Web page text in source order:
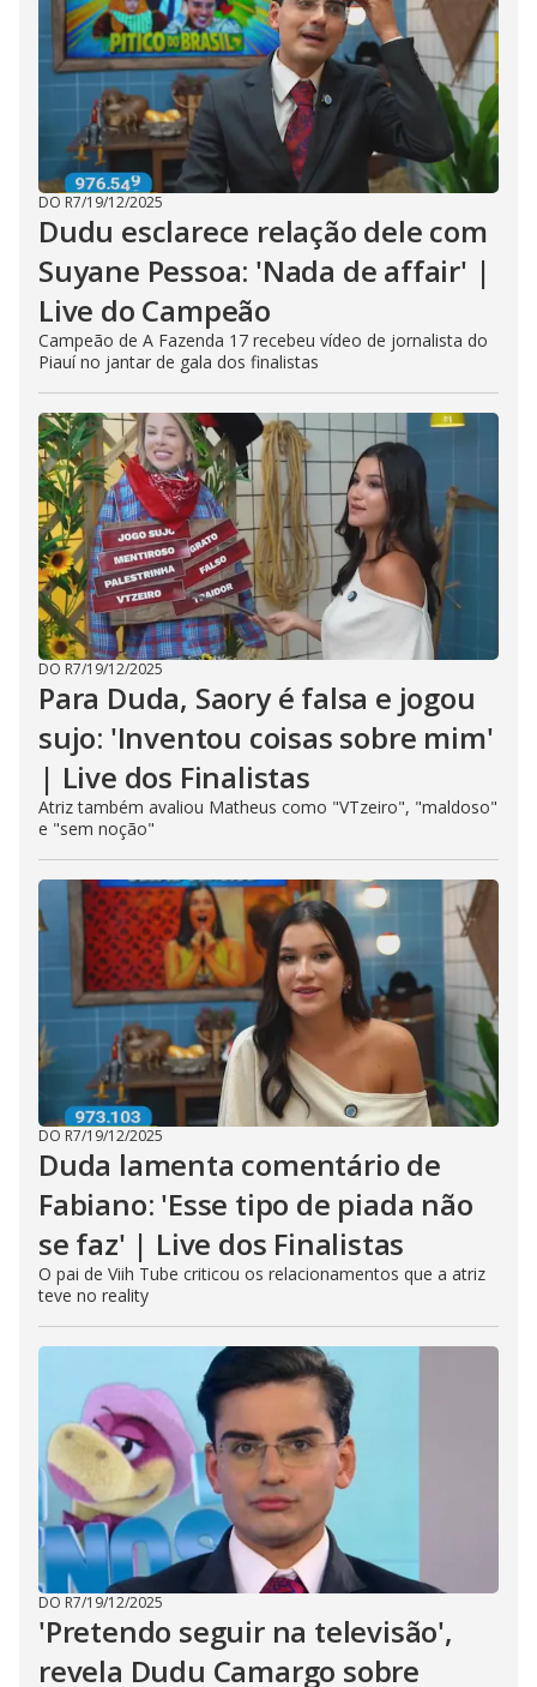
DO R7/19/12/2025
Dudu esclarece relação dele com
Suyane Pessoa: 'Nada de affair' |
Live do Campeão
Campeão de A Fazenda 17 recebeu vídeo de jornalista do
Piauí no jantar de gala dos finalistas
DO R7/19/12/2025
Para Duda, Saory é falsa e jogou
sujo: 'Inventou coisas sobre mim'
| Live dos Finalistas
Atriz também avaliou Matheus como "VTzeiro", "maldoso"
e "sem noção"
DO R7/19/12/2025
Duda lamenta comentário de
Fabiano: 'Esse tipo de piada não
se faz' | Live dos Finalistas
O pai de Viih Tube criticou os relacionamentos que a atriz
teve no reality
DO R7/19/12/2025
'Pretendo seguir na televisão',
revela Dudu Camargo sobre